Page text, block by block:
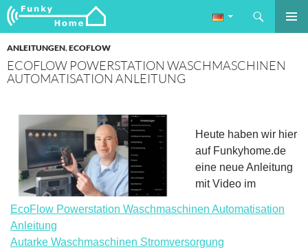
Funkyhome.de Online Magazin
Suchen
ZUM
ANLEITUNGEN,ECOFLOW
ECOFLOW POWERSTATION WASCHMASCHINEN
AUTOMATISATION ANLEITUNG
EcoFlow Powerstation Waschmaschinen Automatisation
Anleitung
Autarke Waschmaschinen Stromversorgung
Heute haben wir hier
auf Funkyhome.de
eine neue Anleitung
mit Video im